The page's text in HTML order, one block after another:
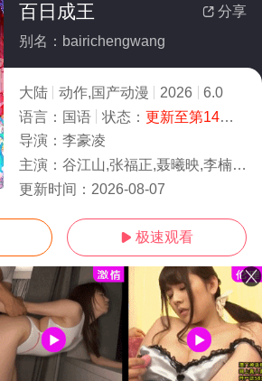
 分享
百日成王
别名：bairichengwang
大陆 动作,国产动漫 2026
6.0
语言： 国语 状态： 更新至第14集
导演： 李豪凌
主演： 谷江山,张福正,聂曦映,李楠,姜贺,赵熠彤,若瑾
更新时间： 2026-08-07
 极速观看